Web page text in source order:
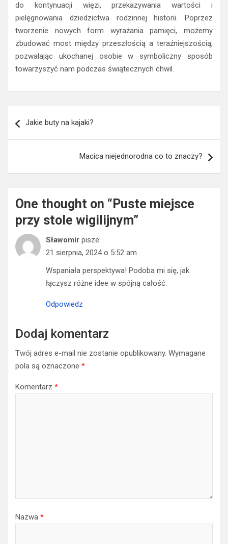
do kontynuacji więzi, przekazywania wartości i
pielęgnowania dziedzictwa rodzinnej historii. Poprzez
tworzenie nowych form wyrażania pamięci, możemy
zbudować most między przeszłością a teraźniejszością,
pozwalając ukochanej osobie w symboliczny sposób
towarzyszyć nam podczas świątecznych chwil.
wpisu
Jakie buty na kajaki?
Macica niejednorodna co to znaczy?
One thought on “ Puste miejsce
przy stole wigilijnym”
Sławomir pisze:
21 sierpnia, 2024 o 5:52 am
Wspaniała perspektywa! Podoba mi się, jak
łączysz różne idee w spójną całość.
Odpowiedz
Dodaj komentarz
Twój adres e-mail nie zostanie opublikowany. Wymagane
pola są oznaczone *
Komentarz *
Nazwa *